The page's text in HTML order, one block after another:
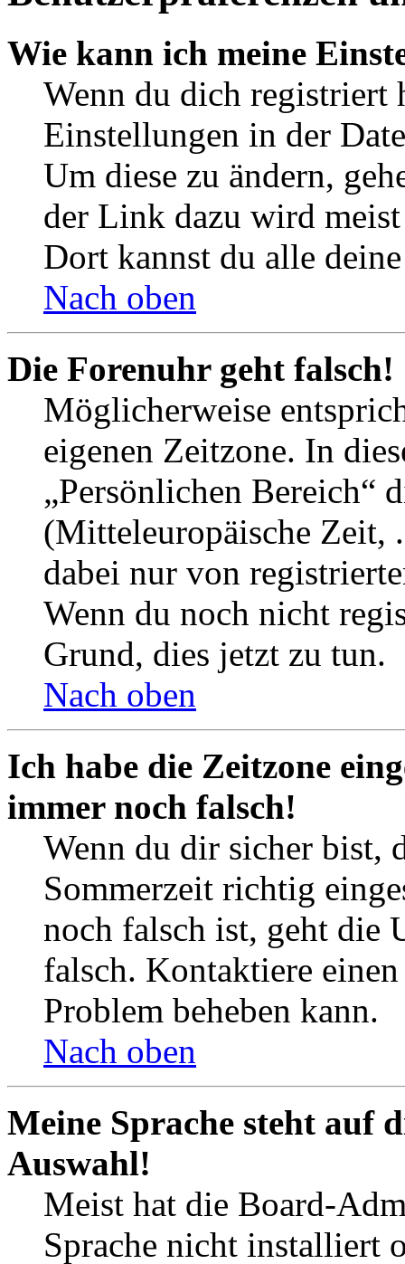
Wie kann ich meine
Wenn du dich registriert
Einstellungen in der
Um diese zu ändern,
der Link dazu wird
Dort kannst du alle
Nach oben
Die Forenuhr geht falsch!
Möglicherweise
eigenen Zeitzone. In
„Persönlichen Bereich“
(Mitteleuropäische Zeit,
dabei nur von
Wenn du noch nicht
Grund, dies jetzt zu tun.
Nach oben
Ich habe die Zeitzone
immer noch falsch!
Wenn du dir sicher bist,
Sommerzeit richtig
noch falsch ist, geht die
falsch. Kontaktiere
Problem beheben kann.
Nach oben
Meine Sprache steht auf
Auswahl!
Meist hat die Board-
Sprache nicht installiert